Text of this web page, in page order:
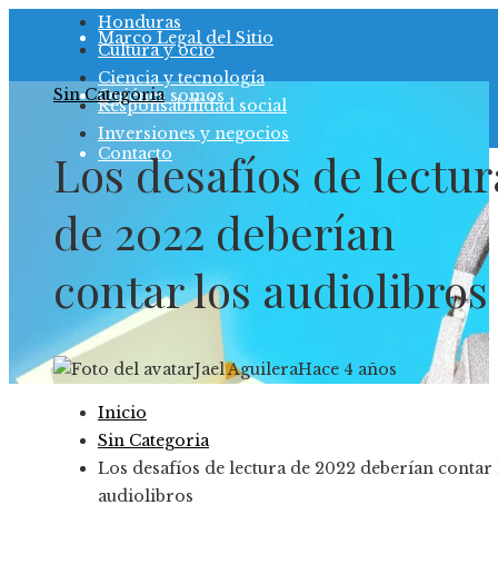
Marco Legal del Sitio
Quiénes somos
Contacto
Honduras
Cultura y ocio
Ciencia y tecnología
Responsabilidad social
Inversiones y negocios
Sin Categoria
Los desafíos de
de 2022 deberían
contar los audiolibros
Jael AguileraHace 4 años
Inicio
Sin Categoria
Los desafíos de lectura de 2022 deberían contar
audiolibros